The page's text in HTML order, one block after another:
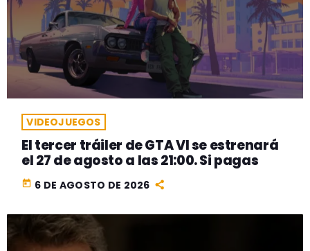
VIDEOJUEGOS
El tercer tráiler de GTA VI se estrenará
el 27 de agosto a las 21:00. Si pagas
today 6 DE AGOSTO DE 2026